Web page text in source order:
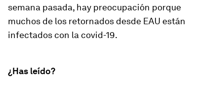
semana pasada, hay preocupación porque
muchos de los retornados desde EAU están
infectados con la covid-19.
¿Has leído?